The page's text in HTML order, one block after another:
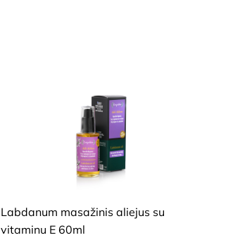
Labdanum masažinis aliejus su
vitaminu E 60ml